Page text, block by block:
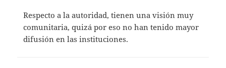
Respecto a la autoridad, tienen una visión muy
comunitaria, quizá por eso no han tenido mayor
difusión en las instituciones.